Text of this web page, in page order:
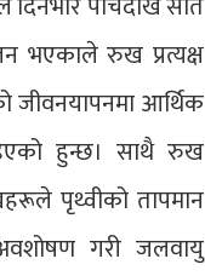
भएकाले रुख प्रत्यक्ष
जीवनयापनमा आर्थिक
हुन्छ। साथै रुख
पृथ्वीको तापमान
गरी जलवायु